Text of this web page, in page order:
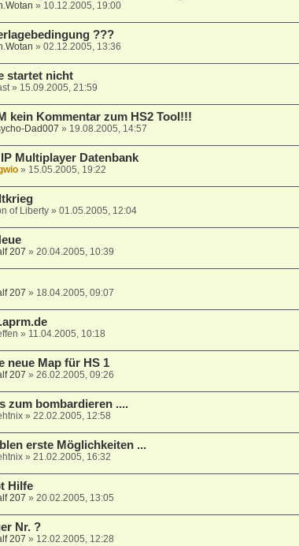
» 10.12.2005, 19:00
???
» 02.12.2005, 13:36
startet nicht
» 15.09.2005, 21:59
kein Kommentar zum HS2 Tool!!!
Dad007 » 19.08.2005, 14:57
Multiplayer Datenbank
» 15.05.2005, 19:22
of Liberty» 01.05.2005, 12:04
207 » 20.04.2005, 10:39
207 » 18.04.2005, 09:07
» 11.04.2005, 10:18
neue Map für HS 1
207 » 26.02.2005, 09:26
zum bombardieren ....
» 22.02.2005, 12:58
erste Möglichkeiten ...
» 21.02.2005, 16:32
Hilfe
207 » 20.02.2005, 13:05
Nr. ?
207 » 12.02.2005, 12:28